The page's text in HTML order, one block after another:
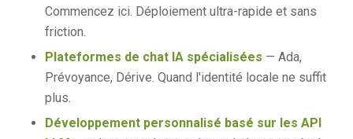
Commencez ici. Déploiement ultra-rapide et sans
friction.
Plateformes de chat IA spécialisées — Ada,
Prévoyance, Dérive. Quand l'identité locale ne suffit
plus.
Développement personnalisé basé sur les API